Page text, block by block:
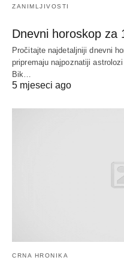
ZANIMLJIVOSTI
Dnevni horoskop za
Pročitajte najdetaljniji dnevni
pripremaju najpoznatiji
Bik…
5 mjeseci ago
CRNA HRONIKA